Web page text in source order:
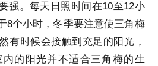
强。每天日照时间在10至12小
8个小时，冬季要注意使三角梅
有时候会接触到充足的阳光，
的阳光并不适合三角梅的生